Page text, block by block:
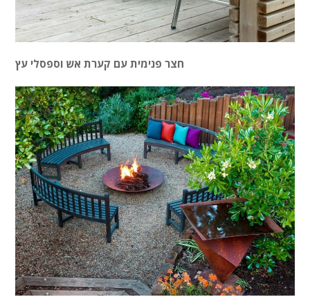
חצר פנימית עם קערת אש וספסלי עץ